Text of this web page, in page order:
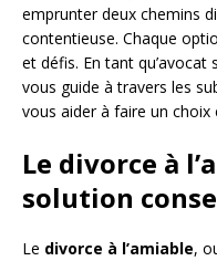
emprunter deux chemins
contentieuse. Chaque
et défis. En tant
vous guide à travers les
vous aider à faire un
Le divorce à
solution
Le divorce à l’amiable,